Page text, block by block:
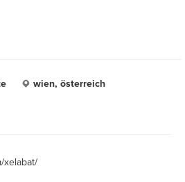
wien, österreich
xelabat/